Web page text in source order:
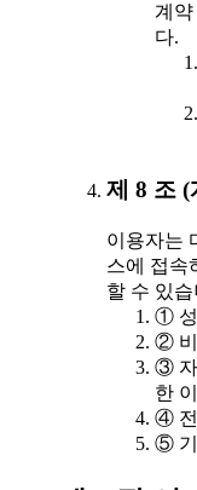
계약
다.
제 8 조 (
이용자는
스에 접속
할 수 있습
① 성
② 비
③ 자
한
④ 전
⑤ 기